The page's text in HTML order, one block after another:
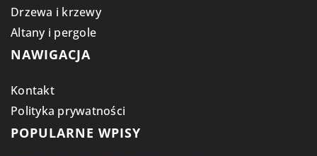
Drzewa i krzewy
Altany i pergole
NAWIGACJA
Kontakt
Polityka prywatności
POPULARNE WPISY